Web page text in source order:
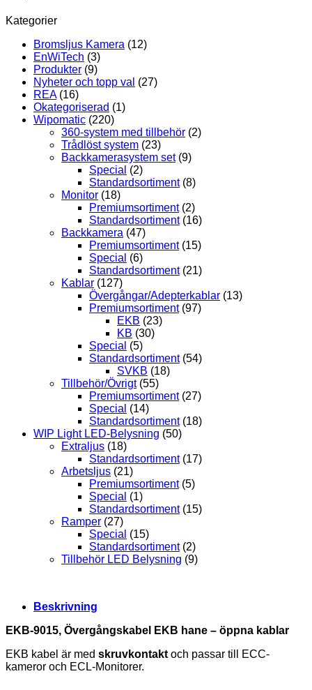
mängd
Kategorier
Bromsljus Kamera (12)
EnWiTech (3)
Produkter (9)
Nyheter och topp val (27)
REA (16)
Okategoriserad (1)
Wipomatic (220)
360-system med tillbehör (2)
Trådlöst system (23)
Backkamerasystem set (9)
Special (2)
Standardsortiment (8)
Monitor (18)
Premiumsortiment (2)
Standardsortiment (16)
Backkamera (47)
Premiumsortiment (15)
Special (6)
Standardsortiment (21)
Kablar (127)
Övergångar/Adepterkablar (13)
Premiumsortiment (97)
EKB (23)
KB (30)
Special (5)
Standardsortiment (54)
SVKB (18)
Tillbehör/Övrigt (55)
Premiumsortiment (27)
Special (14)
Standardsortiment (18)
WIP Light LED-Belysning (50)
Extraljus (18)
Standardsortiment (17)
Arbetsljus (21)
Premiumsortiment (5)
Special (1)
Standardsortiment (15)
Ramper (27)
Special (15)
Standardsortiment (2)
Tillbehör LED Belysning (9)
Beskrivning
EKB-9015, Övergångskabel EKB hane – öppna kablar
EKB kabel är med skruvkontakt och passar till ECC-
kameror och ECL-Monitorer.